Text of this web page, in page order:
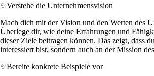
✨Verstehe die Unternehmensvision
Mach dich mit der Vision und den Werten des
Überlege dir, wie deine Erfahrungen und
dieser Ziele beitragen können. Das zeigt, dass
interessiert bist, sondern auch an der Mission
✨Bereite konkrete Beispiele vor